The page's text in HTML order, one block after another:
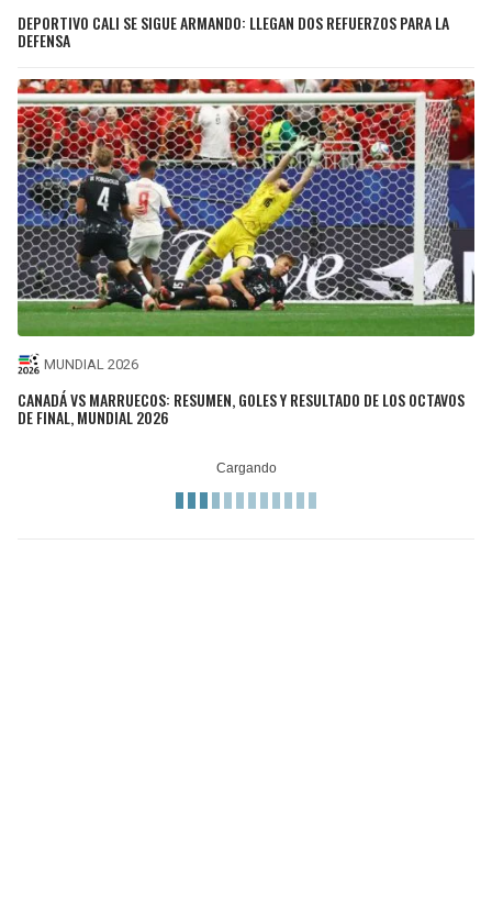
DEPORTIVO CALI SE SIGUE ARMANDO: LLEGAN DOS REFUERZOS PARA LA
DEFENSA
MUNDIAL 2026
CANADÁ VS MARRUECOS: RESUMEN, GOLES Y RESULTADO DE LOS OCTAVOS
DE FINAL, MUNDIAL 2026